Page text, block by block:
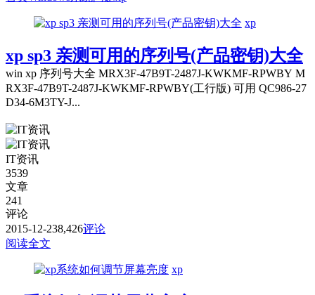
xp
xp sp3 亲测可用的序列号(产品密钥)大全
win xp 序列号大全 MRX3F-47B9T-2487J-KWKMF-RPWBY M
RX3F-47B9T-2487J-KWKMF-RPWBY(工行版) 可用 QC986-27
D34-6M3TY-J...
IT资讯
3539
文章
241
评论
2015-12-238,426评论
阅读全文
xp